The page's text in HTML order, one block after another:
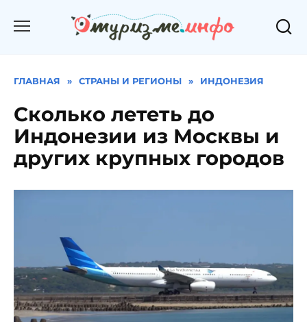
ГЛАВНАЯ » СТРАНЫ И РЕГИОНЫ » ИНДОНЕЗИЯ
Сколько лететь до
Индонезии из Москвы и
других крупных городов